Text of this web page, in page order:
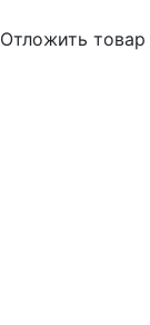
Отложить товар